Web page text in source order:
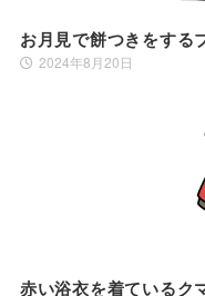
お月見で餅つきをする
2024年8月20日
赤い浴衣を着ているク